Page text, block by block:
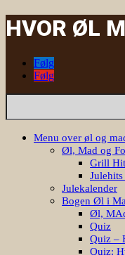
HVOR ØL
Følg
Følg
Søg
Menu over øl og
Øl, Mad og
Grill
Julekalender
Bogen Øl i
Øl,
Quiz
Quiz –
Quiz: